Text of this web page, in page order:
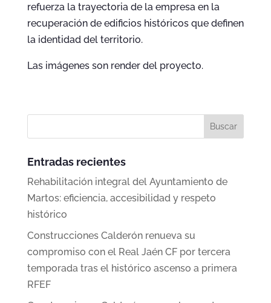
refuerza la trayectoria de la empresa en la
recuperación de edificios históricos que definen
la identidad del territorio.
Las imágenes son render del proyecto.
Entradas recientes
Rehabilitación integral del Ayuntamiento de
Martos: eficiencia, accesibilidad y respeto
histórico
Construcciones Calderón renueva su
compromiso con el Real Jaén CF por tercera
temporada tras el histórico ascenso a primera
RFEF